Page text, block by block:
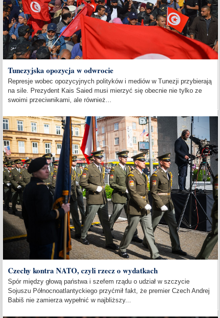
Tunezyjska opozycja w odwrocie
Represje wobec opozycyjnych polityków i mediów w Tunezji przybierają
na sile. Prezydent Kais Saied musi mierzyć się obecnie nie tylko ze
swoimi przeciwnikami, ale również...
Czechy kontra NATO, czyli rzecz o wydatkach
Spór między głową państwa i szefem rządu o udział w szczycie
Sojuszu Północnoatlantyckiego przyćmił fakt, że premier Czech Andrej
Babiš nie zamierza wypełnić w najbliższy...